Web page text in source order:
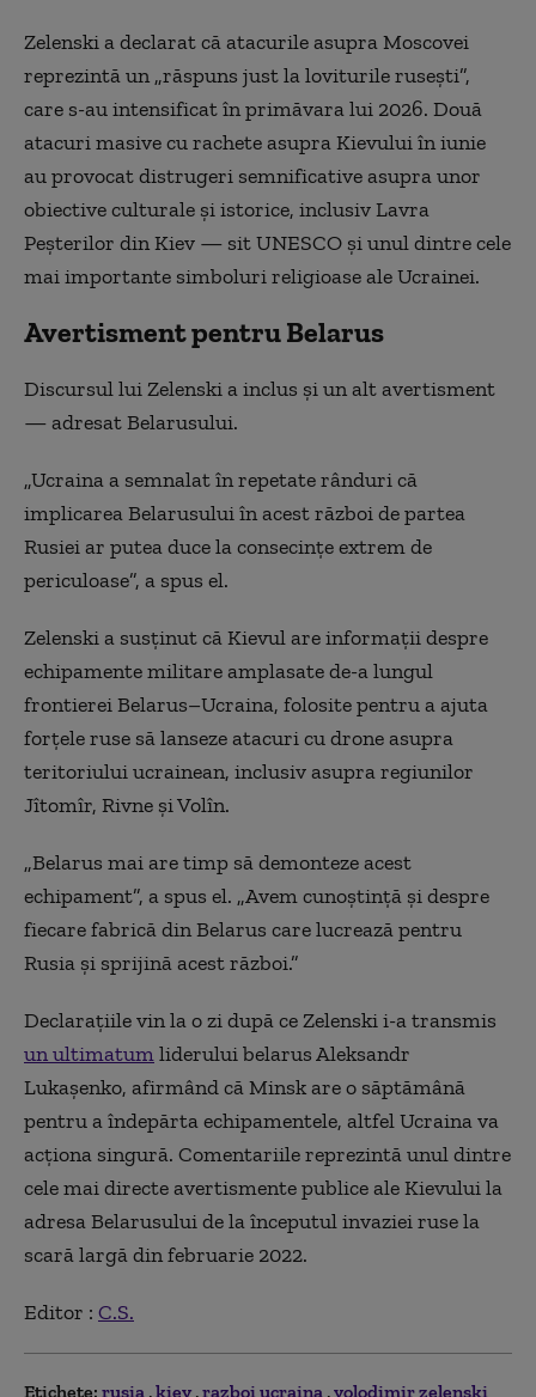
Zelenski a declarat că atacurile asupra Moscovei
reprezintă un „răspuns just la loviturile rusești”,
care s-au intensificat în primăvara lui 2026. Două
atacuri masive cu rachete asupra Kievului în iunie
au provocat distrugeri semnificative asupra unor
obiective culturale și istorice, inclusiv Lavra
Peșterilor din Kiev — sit UNESCO și unul dintre cele
mai importante simboluri religioase ale Ucrainei.
Avertisment pentru Belarus
Discursul lui Zelenski a inclus și un alt avertisment
— adresat Belarusului.
„Ucraina a semnalat în repetate rânduri că
implicarea Belarusului în acest război de partea
Rusiei ar putea duce la consecințe extrem de
periculoase”, a spus el.
Zelenski a susținut că Kievul are informații despre
echipamente militare amplasate de-a lungul
frontierei Belarus–Ucraina, folosite pentru a ajuta
forțele ruse să lanseze atacuri cu drone asupra
teritoriului ucrainean, inclusiv asupra regiunilor
Jîtomîr, Rivne și Volîn.
„Belarus mai are timp să demonteze acest
echipament”, a spus el. „Avem cunoștință și despre
fiecare fabrică din Belarus care lucrează pentru
Rusia și sprijină acest război.”
Declarațiile vin la o zi după ce Zelenski i-a transmis
un ultimatumliderului belarus Aleksandr
Lukașenko, afirmând că Minsk are o săptămână
pentru a îndepărta echipamentele, altfel Ucraina va
acționa singură. Comentariile reprezintă unul dintre
cele mai directe avertismente publice ale Kievului la
adresa Belarusului de la începutul invaziei ruse la
scară largă din februarie 2022.
Editor : C.S.
Etichete: rusia kiev razboi ucraina volodimir zelenski